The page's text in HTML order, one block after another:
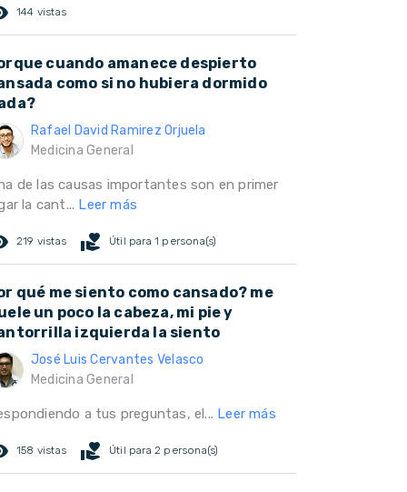
144 vistas
cuando amanece despierto
como si no hubiera dormido
Rafael David Ramirez Orjuela
Medicina General
de las causas importantes son en primer
la cant... Leer más
219 vistas volunteer_activism Útil para 1 persona(s)
qué me siento como cansado? me
un poco la cabeza, mi pie y
izquierda la siento
José Luis Cervantes Velasco
Medicina General
a tus preguntas, el... Leer más
158 vistas volunteer_activism Útil para 2 persona(s)